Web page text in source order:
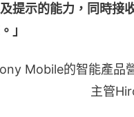
提示的能力，同時接
」
Mobile的智能產品
主管